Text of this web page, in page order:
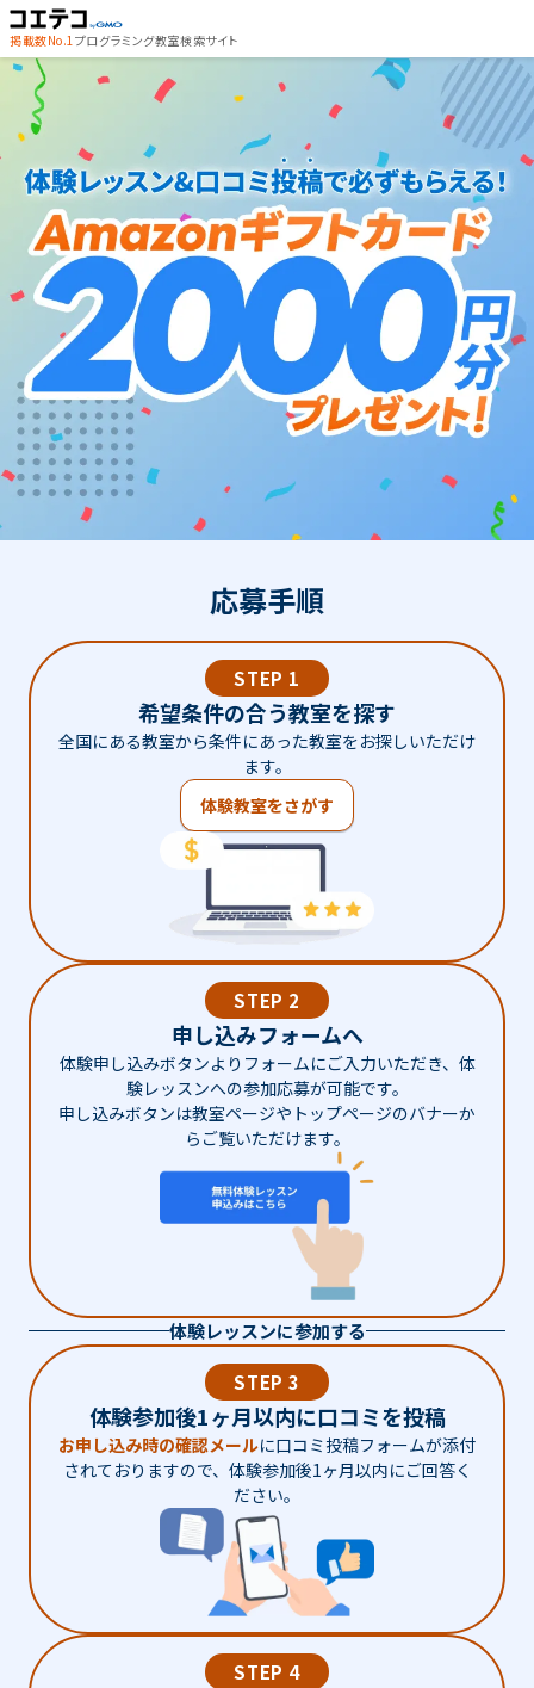
掲載数No.1プログラミング教室検索サイト
応募手順
STEP 1
希望条件の合う教室を探す
全国にある教室から条件にあった教室をお探しいただけ
ます。
体験教室をさがす
STEP 2
申し込みフォームへ
体験申し込みボタンよりフォームにご入力いただき、体
験レッスンへの参加応募が可能です。
申し込みボタンは教室ページやトップページのバナーか
らご覧いただけます。
体験レッスンに参加する
STEP 3
体験参加後1ヶ月以内に口コミを投稿
お申し込み時の確認メールに口コミ投稿フォームが添付
されておりますので、体験参加後1ヶ月以内にご回答く
ださい。
STEP 4